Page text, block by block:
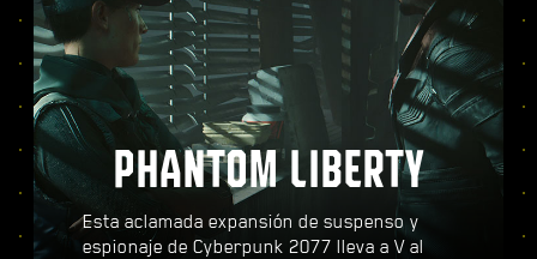
PHANTOM LIBERTY
Esta aclamada expansión de suspenso y
espionaje de Cyberpunk 2077 lleva a V al